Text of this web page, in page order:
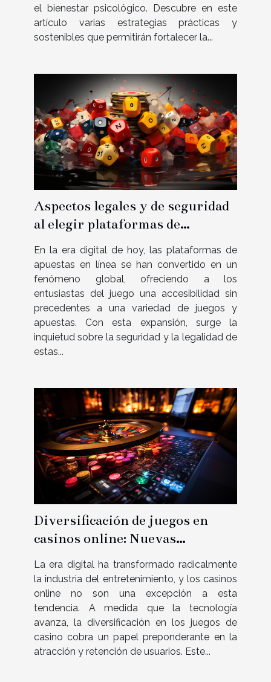
el bienestar psicológico. Descubre en este
artículo varias estrategias prácticas y
sostenibles que permitirán fortalecer la...
Aspectos legales y de seguridad
al elegir plataformas de
apuestas en línea fuera de la
regulación oficial
En la era digital de hoy, las plataformas de
apuestas en línea se han convertido en un
fenómeno global, ofreciendo a los
entusiastas del juego una accesibilidad sin
precedentes a una variedad de juegos y
apuestas. Con esta expansión, surge la
inquietud sobre la seguridad y la legalidad de
estas...
Diversificación de juegos en
casinos online: Nuevas
tendencias y preferencias de los
usuarios
La era digital ha transformado radicalmente
la industria del entretenimiento, y los casinos
online no son una excepción a esta
tendencia. A medida que la tecnología
avanza, la diversificación en los juegos de
casino cobra un papel preponderante en la
atracción y retención de usuarios. Este...